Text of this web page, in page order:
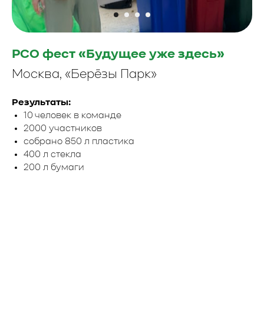
РСО фест «Будущее уже здесь»
Москва, «Берёзы Парк»
Результаты:
10 человек в команде
2000 участников
собрано 850 л пластика
400 л стекла
200 л бумаги